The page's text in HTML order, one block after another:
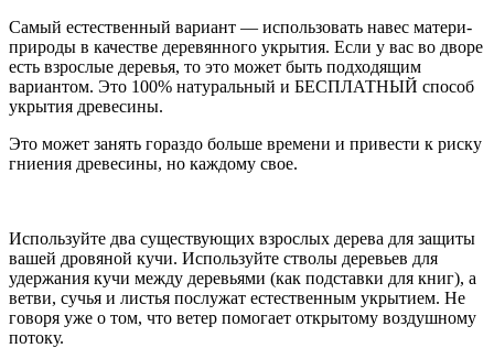
Самый естественный вариант — использовать навес матери-
природы в качестве деревянного укрытия. Если у вас во дворе
есть взрослые деревья, то это может быть подходящим
вариантом. Это 100% натуральный и БЕСПЛАТНЫЙ способ
укрытия древесины.
Это может занять гораздо больше времени и привести к риску
гниения древесины, но каждому свое.
Используйте два существующих взрослых дерева для защиты
вашей дровяной кучи. Используйте стволы деревьев для
удержания кучи между деревьями (как подставки для книг), а
ветви, сучья и листья послужат естественным укрытием. Не
говоря уже о том, что ветер помогает открытому воздушному
потоку.